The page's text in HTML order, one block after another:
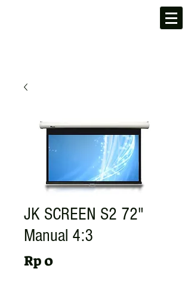
JK SCREEN S2 72"
Manual 4:3
Rp 0Harga